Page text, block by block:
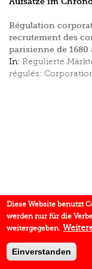
Régulation
recrutement des
parisienne de 1680
In: Regulierte
régulés:
Diese Website benutzt
werden nur für die
weitergegeben.
Einverstanden